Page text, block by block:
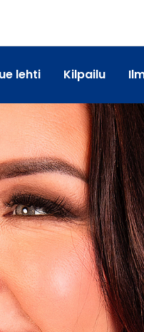
lehti Kilpailu